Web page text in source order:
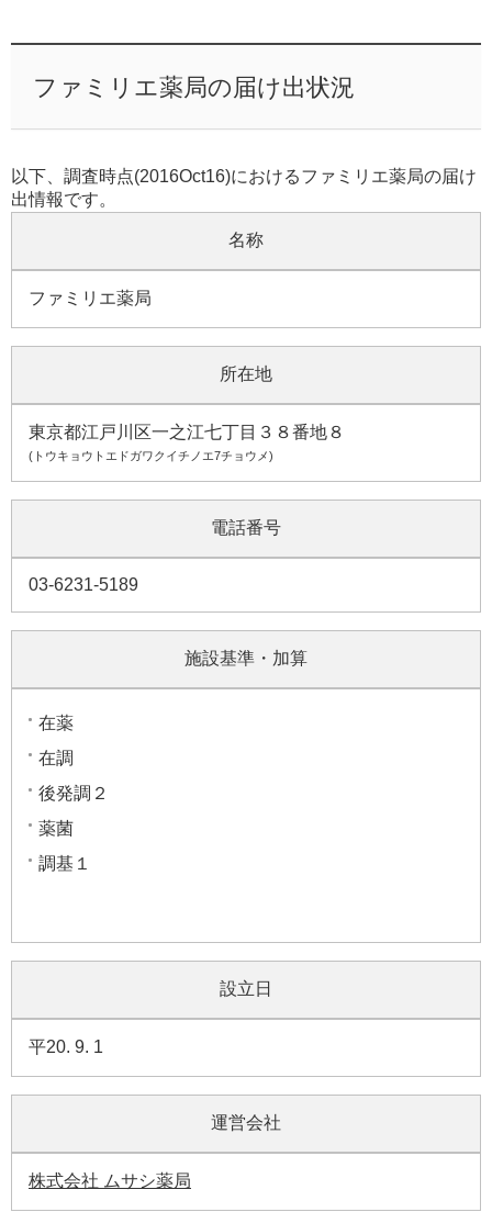
ファミリエ薬局の届け出状況
以下、調査時点(2016Oct16)におけるファミリエ薬局の届け
出情報です。
名称
ファミリエ薬局
所在地
東京都江戸川区一之江七丁目３８番地８
(トウキョウトエドガワクイチノエ7チョウメ)
電話番号
03-6231-5189
施設基準・加算
在薬
在調
後発調２
薬菌
調基１
設立日
平20. 9. 1
運営会社
株式会社 ムサシ薬局